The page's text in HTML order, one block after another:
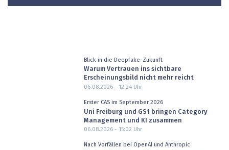
Blick in die Deepfake-Zukunft
Warum Vertrauen ins sichtbare
Erscheinungsbild nicht mehr reicht
06.08.2026 - 12:24Uhr
Erster CAS im September 2026
Uni Freiburg und GS1 bringen Category
Management und KI zusammen
06.08.2026 - 15:02 Uhr
Nach Vorfällen bei OpenAI und Anthropic